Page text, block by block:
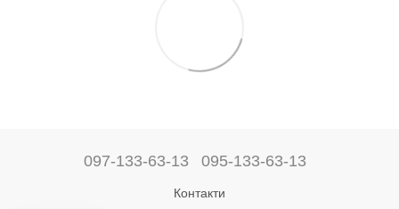
097-133-63-13 095-133-63-13
Контакти